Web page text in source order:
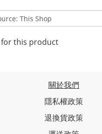
for this product
關於我們
隱私權政策
退換貨政策